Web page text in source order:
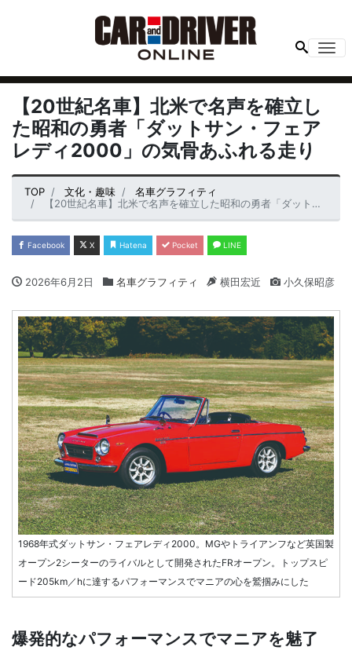
【20世紀名車】北米で名声を確立し
た昭和の勇者「ダットサン・フェア
レディ2000」の気骨あふれる走り
TOP 文化・趣味
名車グラフィティ
【20世紀名車】北米で名声を確立した昭和の勇者「ダットサン・フェアレディ2000」の気骨あふれる走り
Facebook X Hatena Pocket LINE
2026年6月2日 名車グラフィティ 横田宏近 小久保昭彦
1968年式ダットサン・フェアレディ2000。MGやトライアンフなど英国製
オープン2シーターのライバルとして開発されたFRオープン。トップスピ
ード205km／hに達するパフォーマンスでマニアの心を鷲掴みにした
爆発的なパフォーマンスでマニアを魅了